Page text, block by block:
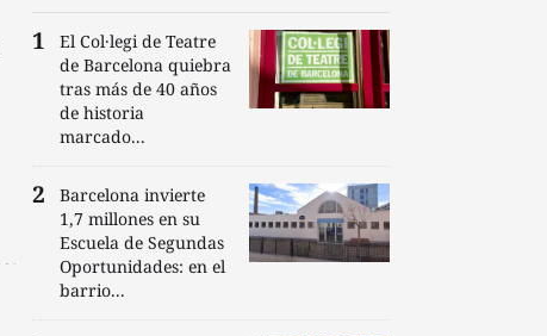
El Col·legi de Teatre
de Barcelona quiebra
tras más de 40 años
de historia
marcado...
Barcelona invierte
1,7 millones en su
Escuela de Segundas
Oportunidades: en el
barrio...